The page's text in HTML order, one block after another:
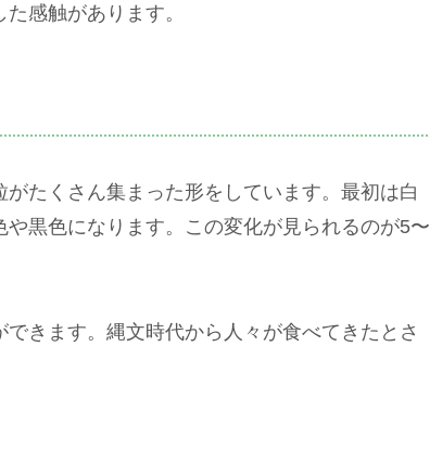
感触があります。
たくさん集まった形をしています。最初は白
黒色になります。この変化が見られるのが5〜
きます。縄文時代から人々が食べてきたとさ